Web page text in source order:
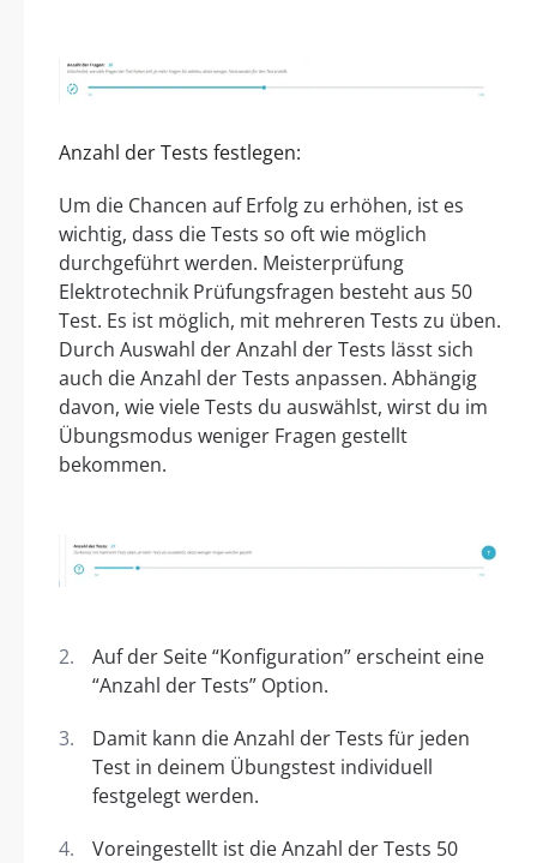
Anzahl der Tests festlegen:
Um die Chancen auf Erfolg zu erhöhen, ist es
wichtig, dass die Tests so oft wie möglich
durchgeführt werden. Meisterprüfung
Elektrotechnik Prüfungsfragen besteht aus 50
Test. Es ist möglich, mit mehreren Tests zu üben.
Durch Auswahl der Anzahl der Tests lässt sich
auch die Anzahl der Tests anpassen. Abhängig
davon, wie viele Tests du auswählst, wirst du im
Übungsmodus weniger Fragen gestellt
bekommen.
Auf der Seite “Konfiguration” erscheint eine
“Anzahl der Tests” Option.
Damit kann die Anzahl der Tests für jeden
Test in deinem Übungstest individuell
festgelegt werden.
Voreingestellt ist die Anzahl der Tests 50